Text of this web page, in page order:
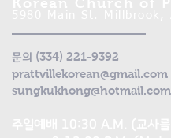
문의 (334) 221-9392
prattvillekorean@gmail.com
sungkukhong@hotmail.com